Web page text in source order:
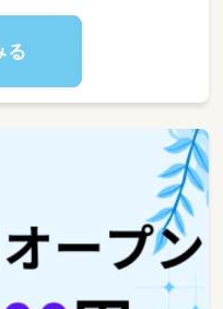
、忙しすぎる職場は不
場です。
勤務・残業ほぼなし。
丁寧に向き合える環境
や、
本的な業務を行ってい
後は研修＋先輩のサポ
る